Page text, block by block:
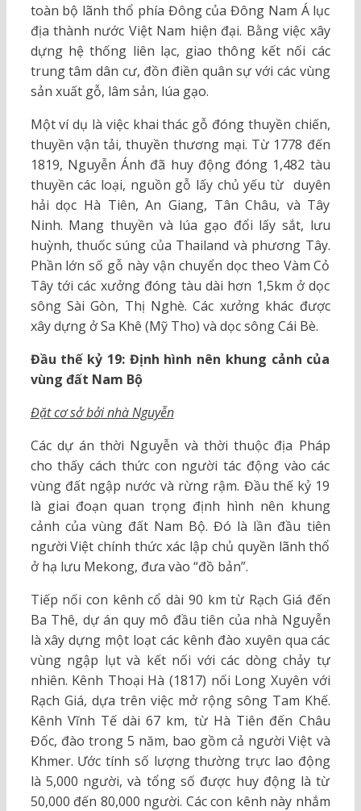
toàn bộ lãnh thổ phía Đông của Đông Nam Á lục
địa thành nước Việt Nam hiện đại. Bằng việc xây
dựng hệ thống liên lạc, giao thông kết nối các
trung tâm dân cư, đồn điền quân sự với các vùng
sản xuất gỗ, lâm sản, lúa gạo.
Một ví dụ là việc khai thác gỗ đóng thuyền chiến,
thuyền vận tải, thuyền thương mại. Từ 1778 đến
1819, Nguyễn Ánh đã huy động đóng 1,482 tàu
thuyền các loại, nguồn gỗ lấy chủ yếu từ duyên
hải dọc Hà Tiên, An Giang, Tân Châu, và Tây
Ninh. Mang thuyền và lúa gạo đổi lấy sắt, lưu
huỳnh, thuốc súng của Thailand và phương Tây.
Phần lớn số gỗ này vận chuyển dọc theo Vàm Cỏ
Tây tới các xưởng đóng tàu dài hơn 1,5km ở dọc
sông Sài Gòn, Thị Nghè. Các xưởng khác được
xây dựng ở Sa Khê (Mỹ Tho) và dọc sông Cái Bè.
Đầu thế kỷ 19: Định hình nên khung cảnh của
vùng đất Nam Bộ
Đặt cơ sở bởi nhà Nguyễn
Các dự án thời Nguyễn và thời thuộc địa Pháp
cho thấy cách thức con người tác động vào các
vùng đất ngập nước và rừng rậm. Đầu thế kỷ 19
là giai đoạn quan trọng định hình nên khung
cảnh của vùng đất Nam Bộ. Đó là lần đầu tiên
người Việt chính thức xác lập chủ quyền lãnh thổ
ở hạ lưu Mekong, đưa vào “đồ bản”.
Tiếp nối con kênh cổ dài 90 km từ Rạch Giá đến
Ba Thê, dự án quy mô đầu tiên của nhà Nguyễn
là xây dựng một loạt các kênh đào xuyên qua các
vùng ngập lụt và kết nối với các dòng chảy tự
nhiên. Kênh Thoại Hà (1817) nối Long Xuyên với
Rạch Giá, dựa trên việc mở rộng sông Tam Khế.
Kênh Vĩnh Tế dài 67 km, từ Hà Tiên đến Châu
Đốc, đào trong 5 năm, bao gồm cả người Việt và
Khmer. Ước tính số lượng thường trực lao động
là 5,000 người, và tổng số được huy động là từ
50,000 đến 80,000 người. Các con kênh này nhắm